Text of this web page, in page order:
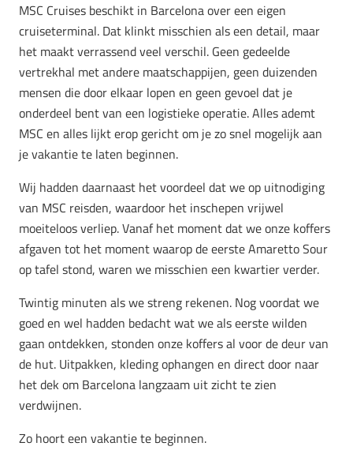
MSC Cruises beschikt in Barcelona over een eigen
cruiseterminal. Dat klinkt misschien als een detail, maar
het maakt verrassend veel verschil. Geen gedeelde
vertrekhal met andere maatschappijen, geen duizenden
mensen die door elkaar lopen en geen gevoel dat je
onderdeel bent van een logistieke operatie. Alles ademt
MSC en alles lijkt erop gericht om je zo snel mogelijk aan
je vakantie te laten beginnen.
Wij hadden daarnaast het voordeel dat we op uitnodiging
van MSC reisden, waardoor het inschepen vrijwel
moeiteloos verliep. Vanaf het moment dat we onze koffers
afgaven tot het moment waarop de eerste Amaretto Sour
op tafel stond, waren we misschien een kwartier verder.
Twintig minuten als we streng rekenen. Nog voordat we
goed en wel hadden bedacht wat we als eerste wilden
gaan ontdekken, stonden onze koffers al voor de deur van
de hut. Uitpakken, kleding ophangen en direct door naar
het dek om Barcelona langzaam uit zicht te zien
verdwijnen.
Zo hoort een vakantie te beginnen.